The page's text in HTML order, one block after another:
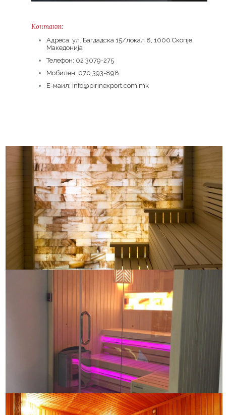
Контакт:
Адреса: ул. Багдадска 15/локал 8, 1000 Скопје,
Македонија
Телефон: 02 3079-275
Мобилен: 070 393-898
Е-маил: info@pirinexport.com.mk